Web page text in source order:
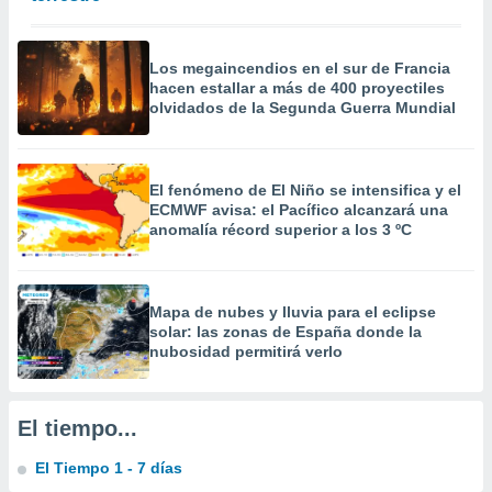
crear un
uso de
la
contenido
medir el
de la
el
del
o a través
de
de
de
Los megaincendios en el sur de Francia
hacen estallar a más de 400 proyectiles
olvidados de la Segunda Guerra Mundial
El fenómeno de El Niño se intensifica y el
ECMWF avisa: el Pacífico alcanzará una
anomalía récord superior a los 3 ºC
Mapa de nubes y lluvia para el eclipse
solar: las zonas de España donde la
nubosidad permitirá verlo
El tiempo...
El Tiempo 1 - 7 días